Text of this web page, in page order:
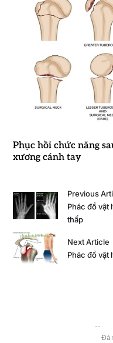
Phục hồi chức năng
xương cánh tay
Previous
Phác đồ vật
thấp
Next Article
Phác đồ vật